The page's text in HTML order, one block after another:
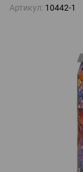
Артикул: 10442-1